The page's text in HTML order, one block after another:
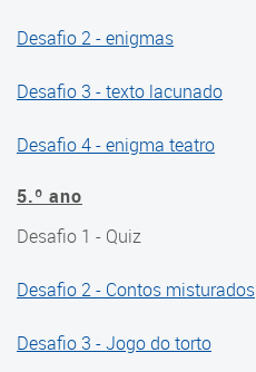
Ensino Religioso
Geografia
História
Matemática
Desafio 2 - enigmas
Desafio 3 - texto lacunado
Desafio 4 - enigma teatro
5.º ano
Desafio 1 - Quiz
Desafio 2 - Contos misturados
Desafio 3 - Jogo do torto